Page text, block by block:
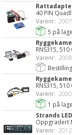
40 PIN
Varenr:
5 på
RNS315,
Varenr:
RNS315,
Varenr:
1 på
Strands
Oppgradert
Varenr: